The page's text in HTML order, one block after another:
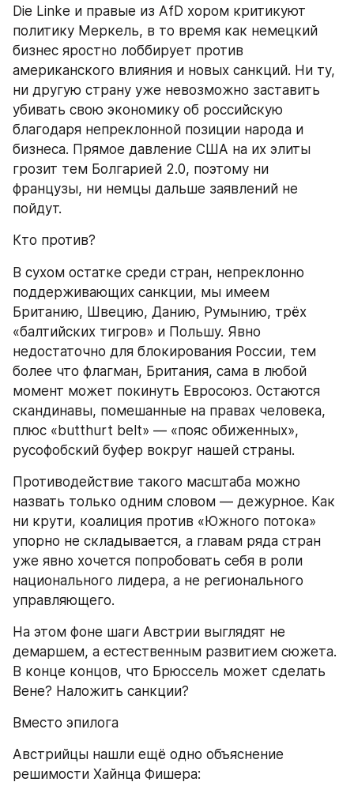
Die Linke и правые из AfD хором критикуют
политику Меркель, в то время как немецкий
бизнес яростно лоббирует против
американского влияния и новых санкций. Ни ту,
ни другую страну уже невозможно заставить
убивать свою экономику об российскую
благодаря непреклонной позиции народа и
бизнеса. Прямое давление США на их элиты
грозит тем Болгарией 2.0, поэтому ни
французы, ни немцы дальше заявлений не
пойдут.
Кто против?
В сухом остатке среди стран, непреклонно
поддерживающих санкции, мы имеем
Британию, Швецию, Данию, Румынию, трёх
«балтийских тигров» и Польшу. Явно
недостаточно для блокирования России, тем
более что флагман, Британия, сама в любой
момент может покинуть Евросоюз. Остаются
скандинавы, помешанные на правах человека,
плюс «butthurt belt» — «пояс обиженных»,
русофобский буфер вокруг нашей страны.
Противодействие такого масштаба можно
назвать только одним словом — дежурное. Как
ни крути, коалиция против «Южного потока»
упорно не складывается, а главам ряда стран
уже явно хочется попробовать себя в роли
национального лидера, а не регионального
управляющего.
На этом фоне шаги Австрии выглядят не
демаршем, а естественным развитием сюжета.
В конце концов, что Брюссель может сделать
Вене? Наложить санкции?
Вместо эпилога
Австрийцы нашли ещё одно объяснение
решимости Хайнца Фишера: